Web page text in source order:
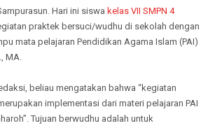
Hari ini siswa kelas VII SMPN 4
praktek bersuci/wudhu di sekolah dengan
mata pelajaran Pendidikan Agama Islam (PAI)
MA.
beliau mengatakan bahwa “kegiatan
implementasi dari materi pelajaran PAI
Tujuan berwudhu adalah untuk